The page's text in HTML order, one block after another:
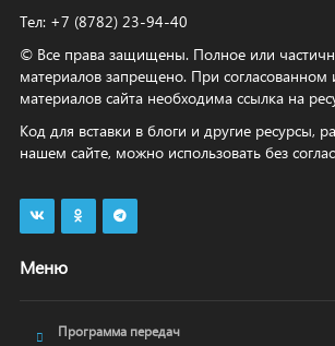
Тел: +7 (8782) 23‑94‑40
© Все права защищены. Полное или
материалов запрещено. При согласованном
материалов сайта необходима ссылка на
Код для вставки в блоги и другие ресурсы,
нашем сайте, можно использовать без
Меню
Программа передач